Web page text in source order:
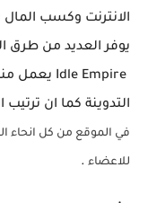
يوفر العديد من طرق
التدوينة كما ان
في الموقع من كل انحاء
للاعضاء .